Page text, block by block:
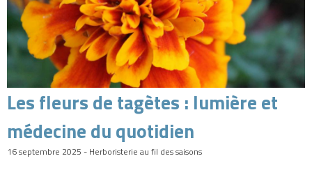
Les fleurs de tagètes : lumière et
médecine du quotidien
16 septembre 2025 - Herboristerie au fil des saisons